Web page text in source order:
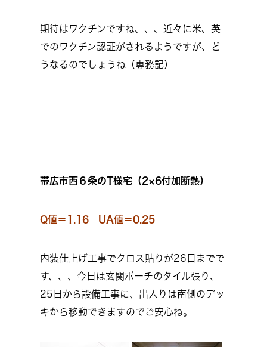
期待はワクチンですね、、、近々に米、英
でのワクチン認証がされるようですが、ど
うなるのでしょうね（専務記）
帯広市西６条のT様宅（2×6付加断熱）
Q値＝1.16 UA値＝0.25
内装仕上げ工事でクロス貼りが26日までで
す、、、今日は玄関ポーチのタイル張り、
25日から設備工事に、出入りは南側のデッ
キから移動できますのでご安心ね。